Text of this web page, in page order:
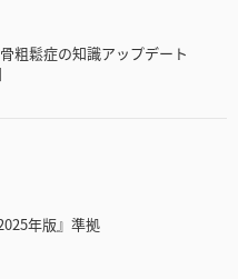
粗鬆症の知識アップデート
年版』準拠